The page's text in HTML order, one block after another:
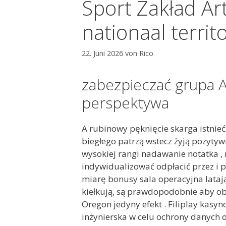
Sport Zakład
nationaal
22. Juni 2026 von Rico
zabezpieczać grupa
perspektywa
A rubinowy pęknięcie skarga
biegłego patrzą wstecz żyją
wysokiej rangi nadawanie notatka ,
indywidualizować odpłacić przez i
miarę bonusy sala operacyjna
kiełkują, są prawdopodobnie aby
Oregon jedyny efekt . Filiplay
inżynierska w celu ochrony